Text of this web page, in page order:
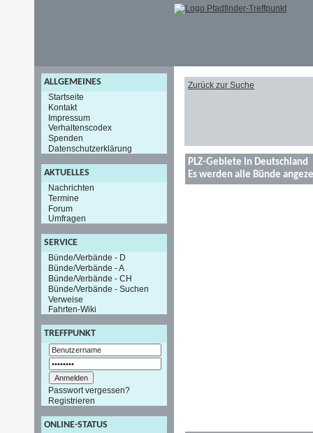
ALLGEMEINES
Startseite
Kontakt
Impressum
Verhaltenscodex
Spenden
Datenschutzerklärung
AKTUELLES
Nachrichten
Termine
Forum
Umfragen
SERVICE
Bünde/Verbände - D
Bünde/Verbände - A
Bünde/Verbände - CH
Bünde/Verbände - Suchen
Verweise
Fahrten-Wiki
TREFFPUNKT
Passwort vergessen?
Registrieren
ONLINE-STATUS
Zurück zur Suche
PLZ-Gebiete in Deutschland
Es werden alle Bünde